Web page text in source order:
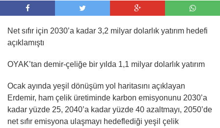
Net sıfır için 2030’a kadar 3,2 milyar dolarlık yatırım hedefi
açıklamıştı
OYAK’tan demir-çeliğe bir yılda 1,1 milyar dolarlık yatırım
Ocak ayında yeşil dönüşüm yol haritasını açıklayan
Erdemir, ham çelik üretiminde karbon emisyonunu 2030’a
kadar yüzde 25, 2040’a kadar yüzde 40 azaltmayı, 2050’de
net sıfır emisyona ulaşmayı hedeflediği yeşil çelik